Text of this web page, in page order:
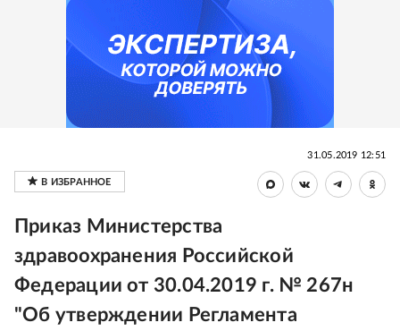
31.05.2019 12:51
Приказ Министерства
здравоохранения Российской
Федерации от 30.04.2019 г. № 267н
"Об утверждении Регламента